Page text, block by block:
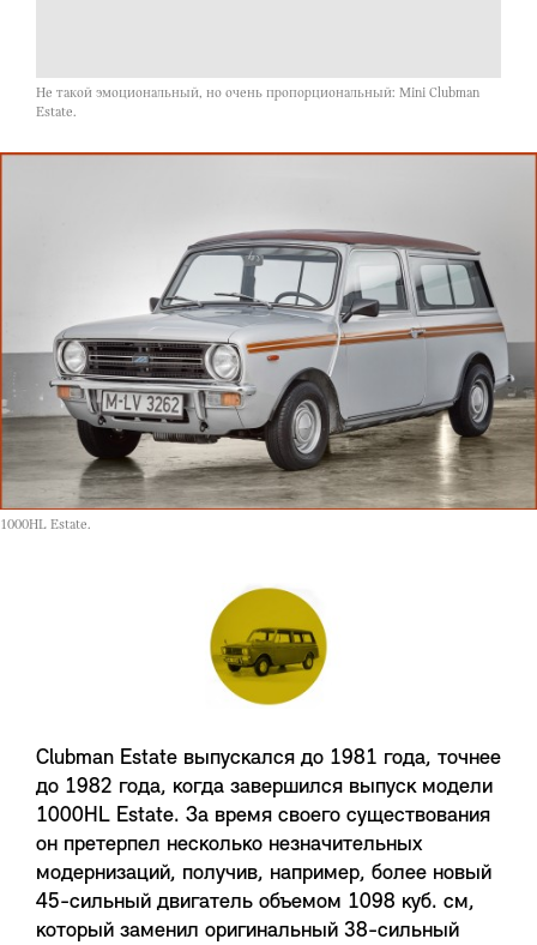
Не такой эмоциональный, но очень пропорциональный: Mini Clubman
Estate.
1000HL Estate.
Clubman Estate выпускался до 1981 года, точнее
до 1982 года, когда завершился выпуск модели
1000HL Estate. За время своего существования
он претерпел несколько незначительных
модернизаций, получив, например, более новый
45-сильный двигатель объемом 1098 куб. см,
который заменил оригинальный 38-сильный